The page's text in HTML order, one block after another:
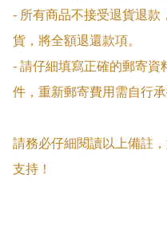
- 所有商品不接受退貨退款
貨，將全額退還款項。
- 請仔細填寫正確的郵寄資
件，重新郵寄費用需自行承
請務必仔細閱讀以上備註
支持！